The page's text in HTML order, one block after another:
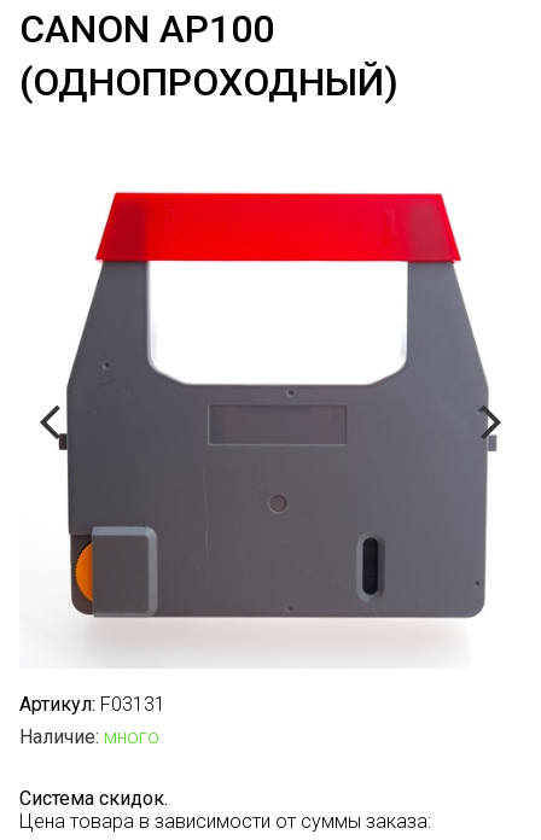
CANON AP100
(ОДНОПРОХОДНЫЙ)
Артикул: F03131
Наличие: много
Система скидок.
Цена товара в зависимости от суммы заказа: